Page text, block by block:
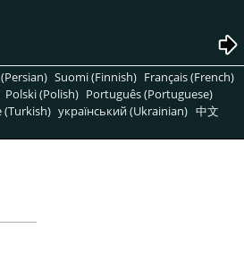
پارسی (Persian) Suomi (Finnish) Français (French)
Polski (Polish) Português (Portuguese)
(Turkish) український (Ukrainian) 中文